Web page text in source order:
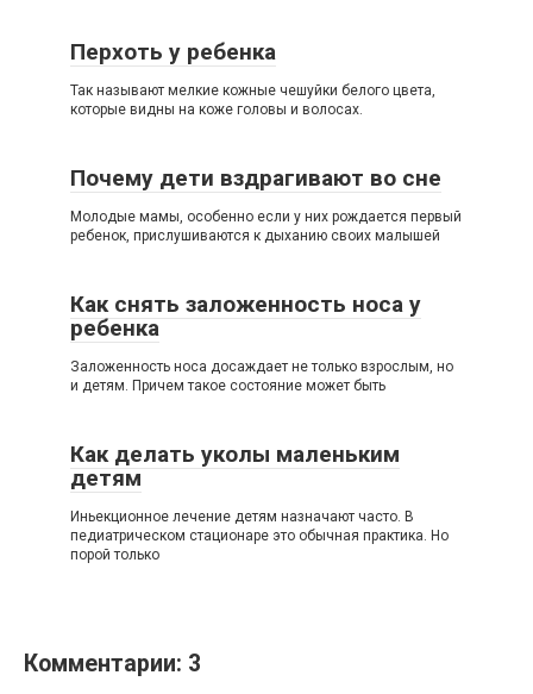
Перхоть у ребенка
Так называют мелкие кожные чешуйки белого цвета,
которые видны на коже головы и волосах.
Почему дети вздрагивают во сне
Молодые мамы, особенно если у них рождается первый
ребенок, прислушиваются к дыханию своих малышей
Как снять заложенность носа у
ребенка
Заложенность носа досаждает не только взрослым, но
и детям. Причем такое состояние может быть
Как делать уколы маленьким
детям
Иньекционное лечение детям назначают часто. В
педиатрическом стационаре это обычная практика. Но
порой только
Комментарии: 3